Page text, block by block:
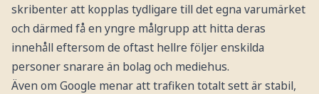
skribenter att kopplas tydligare till det egna varumärket
och därmed få en yngre målgrupp att hitta deras
innehåll eftersom de oftast hellre följer enskilda
personer snarare än bolag och mediehus.
Även om Google menar att trafiken totalt sett är stabil,